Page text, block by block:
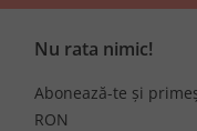
Nu rata nimic!
Abonează-te și
RON